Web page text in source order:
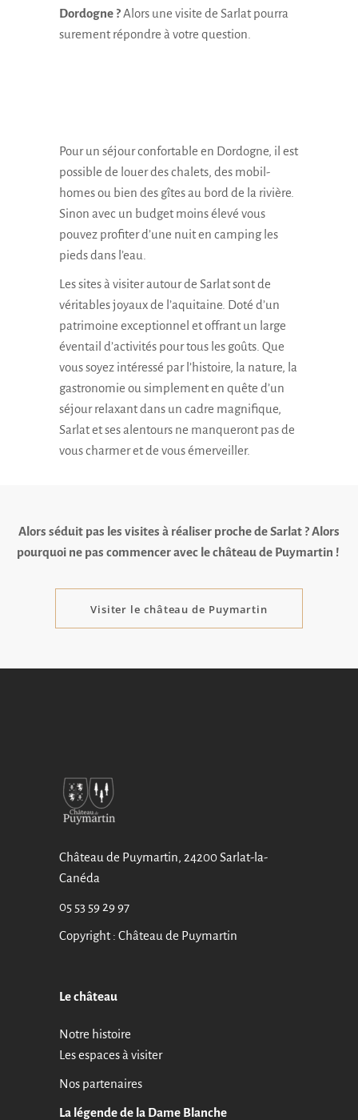
Dordogne ?Alors une visite de Sarlat pourra
surement répondre à votre question.
Pour un séjour confortable en Dordogne, il est
possible de louer des chalets, des mobil-
homes ou bien des gîtes au bord de la rivière.
Sinon avec un budget moins élevé vous
pouvez profiter d’une nuit en camping les
pieds dans l’eau.
Lessites à visiter autour de Sarlatsont de
véritables joyaux de l’aquitaine. Doté d’un
patrimoine exceptionnel et offrant un large
éventail d’activités pour tous les goûts. Que
vous soyez intéressé par l’histoire, la nature, la
gastronomie ou simplement en quête d’un
séjour relaxant dans un cadre magnifique,
Sarlat et ses alentours ne manqueront pas de
vous charmer et de vous émerveiller.
Alors séduit pas les visites à réaliser proche de Sarlat ? Alors
pourquoi ne pas commencer avec le château de Puymartin !
Visiter le château de Puymartin
Château de Puymartin, 24200 Sarlat-la-
Canéda
05 53 59 29 97
Copyright : Château de Puymartin
Le château
Notre histoire
Les espaces à visiter
Nos partenaires
La légende de la Dame Blanche